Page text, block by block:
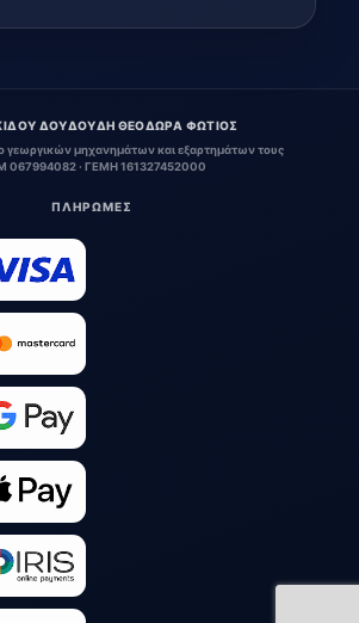
ΔΟΥΔΟΥΔΗ ΘΕΟΔΩΡΑ ΦΩΤΙΟΣ
γεωργικών μηχανημάτων και εξαρτημάτων τους
067994082 · ΓΕΜΗ 161327452000
ΠΛΗΡΩΜΕΣ